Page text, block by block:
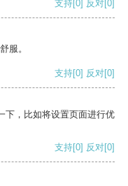
支持[0] 反对[0]
服。
支持[0] 反对[0]
下，比如将设置页面进行优
支持[0] 反对[0]